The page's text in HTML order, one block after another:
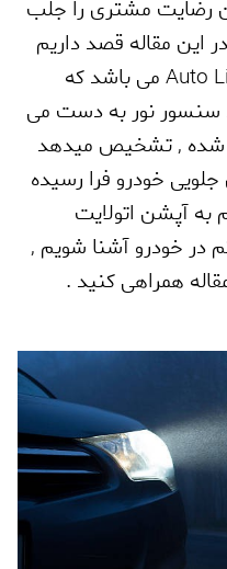
رضایت مشتری را جلب
این مقاله قصد داریم
Autoمی باشد که
سنسور نور به دست می
شده ,تشخیص میدهد
خودرو فرا رسیده
به آپشن اتولایت
در خودرو آشنا شویم ,
همراهی کنید .